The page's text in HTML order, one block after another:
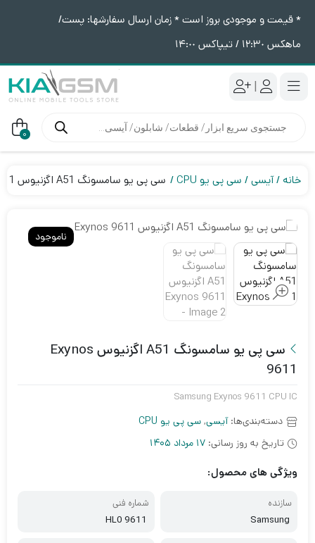
* قیمت و موجودی بروز است * زمان ارسال سفارشها: پست/
ماهکس ١٢:٣٠ / تیپاکس ١۴:٠٠
|
محصولات 0
خانه آیسی سی پی یو CPU سی پی یو سامسونگ A51 اگزنیوس Exynos 9611
ناموجود
سی پی یو سامسونگ A51 اگزنیوس Exynos
9611
Samsung Exynos 9611 CPU IC
دسته‌بندی‌ها:آیسی, سی پی یو CPU
تاریخ به روز رسانی: 17 مرداد 1405
ویژگی های محصول:
سازنده
Samsung
شماره فنی
9611 HL0